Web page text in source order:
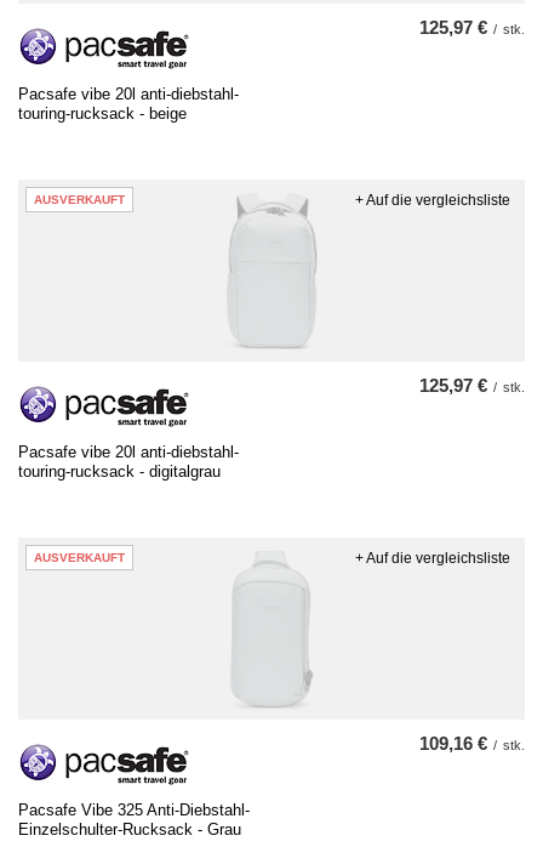
Pacsafe vibe 20l anti-diebstahl-
touring-rucksack - beige
125,97 € / stk.
AUSVERKAUFT
Pacsafe vibe 20l anti-diebstahl-
touring-rucksack - digitalgrau
125,97 € / stk.
+ Auf die vergleichsliste
AUSVERKAUFT
Pacsafe Vibe 325 Anti-Diebstahl-
Einzelschulter-Rucksack - Grau
109,16 € / stk.
+ Auf die vergleichsliste